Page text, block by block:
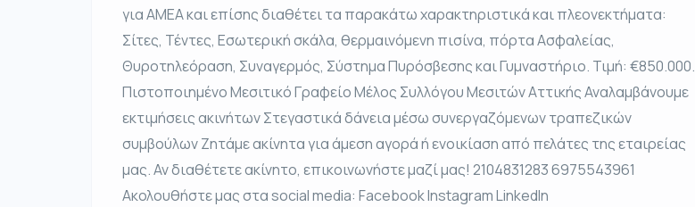
για ΑΜΕΑ και επίσης διαθέτει τα παρακάτω χαρακτηριστικά και πλεονεκτήματα:
Σίτες, Τέντες, Εσωτερική σκάλα, θερμαινόμενη πισίνα, πόρτα Ασφαλείας,
Θυροτηλεόραση, Συναγερμός, Σύστημα Πυρόσβεσης και Γυμναστήριο. Τιμή: €850.000.
Πιστοποιημένο Μεσιτικό Γραφείο Μέλος Συλλόγου Μεσιτών Αττικής Αναλαμβάνουμε
εκτιμήσεις ακινήτων Στεγαστικά δάνεια μέσω συνεργαζόμενων τραπεζικών
συμβούλων Ζητάμε ακίνητα για άμεση αγορά ή ενοικίαση από πελάτες της εταιρείας
μας. Αν διαθέτετε ακίνητο, επικοινωνήστε μαζί μας! 2104831283 6975543961
Ακολουθήστε μας στα social media: Facebook Instagram LinkedIn